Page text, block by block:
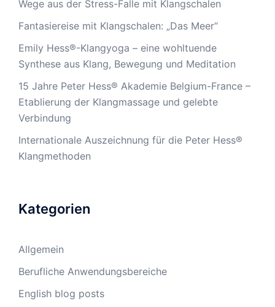
Wege aus der Stress-Falle mit Klangschalen
Fantasiereise mit Klangschalen: „Das Meer“
Emily Hess®-Klangyoga – eine wohltuende
Synthese aus Klang, Bewegung und Meditation
15 Jahre Peter Hess® Akademie Belgium-France –
Etablierung der Klangmassage und gelebte
Verbindung
Internationale Auszeichnung für die Peter Hess®
Klangmethoden
Kategorien
Allgemein
Berufliche Anwendungsbereiche
English blog posts